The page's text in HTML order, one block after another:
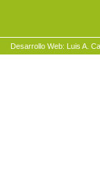
Desarrollo Web: Luis